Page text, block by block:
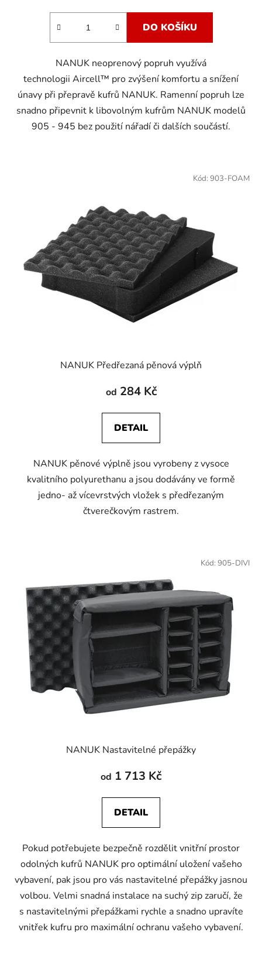
DO KOŠÍKU
NANUK neoprenový popruh využívá
technologii Aircell™ pro zvýšení komfortu a snížení
únavy při přepravě kufrů NANUK. Ramenní popruh lze
snadno připevnit k libovolným kufrům NANUK modelů
905 - 945 bez použití nářadí či dalších součástí.
NANUK Předřezaná pěnová výplň
od 284 Kč
DETAIL
NANUK pěnové výplně jsou vyrobeny z vysoce
kvalitního polyurethanu a jsou dodávány ve formě
jedno- až vícevrstvých vložek s předřezaným
čtverečkovým rastrem.
Kód: 903-FOAM
NANUK Nastavitelné přepážky
od 1 713 Kč
DETAIL
Pokud potřebujete bezpečně rozdělit vnitřní prostor
odolných kufrů NANUK pro optimální uložení vašeho
vybavení, pak jsou pro vás nastavitelné přepážky jasnou
volbou. Velmi snadná instalace na suchý zip zaručí, že
s nastavitelnými přepážkami rychle a snadno upravíte
vnitřek kufru pro maximální ochranu vašeho vybavení.
Kód: 905-DIVI